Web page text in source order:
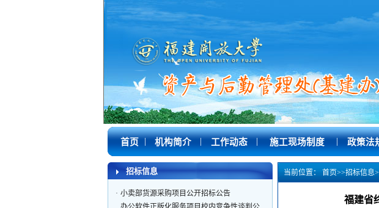
首页 | 机构简介 | 工作动态 | 施工现场制度 | 政策法
招标信息
· 职业学院教材采购（中职）招标公告
· 福建省终身教育学分银行闽学码线下推广...
· 图书馆管理系统及配套硬件设备采购公开...
· 互联专线租用服务竞争性谈判公告
·
办公软件正版化服务项目校内竞争性谈判...
小卖部货源采购项目公开招标公告
办公软件正版化服务项目校内竞争性谈判公
当前位置： 首页>>招标信息
福建省